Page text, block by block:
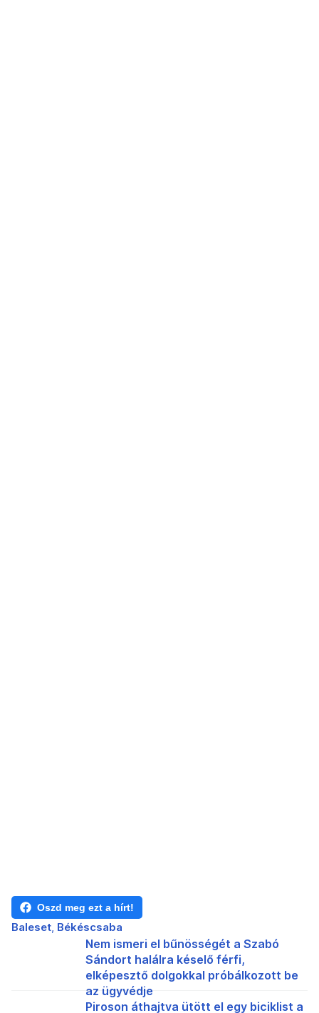
Oszd meg ezt a hírt!
Baleset Békéscsaba
Nem ismeri el bűnösségét a Szabó
Sándort halálra késelő férfi,
elképesztő dolgokkal próbálkozott be
az ügyvédje
Piroson áthajtva ütött el egy biciklist a